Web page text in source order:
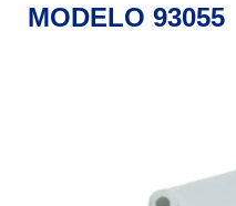
MODELO 93055